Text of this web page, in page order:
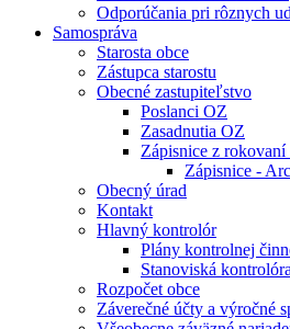
Odporúčania pri rôznych
Samospráva
Starosta obce
Zástupca starostu
Obecné zastupiteľstvo
Poslanci OZ
Zasadnutia OZ
Zápisnice z rokovaní
Zápisnice -
Obecný úrad
Kontakt
Hlavný kontrolór
Plány kontrolnej
Stanoviská kontrolóra
Rozpočet obce
Záverečné účty a výročné